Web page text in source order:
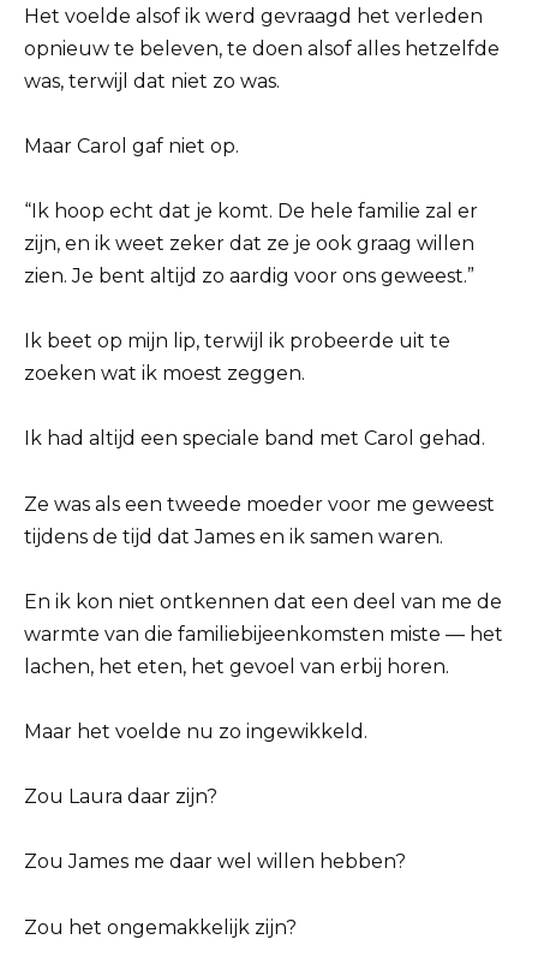
Het voelde alsof ik werd gevraagd het verleden
opnieuw te beleven, te doen alsof alles hetzelfde
was, terwijl dat niet zo was.
Maar Carol gaf niet op.
“Ik hoop echt dat je komt. De hele familie zal er
zijn, en ik weet zeker dat ze je ook graag willen
zien. Je bent altijd zo aardig voor ons geweest.”
Ik beet op mijn lip, terwijl ik probeerde uit te
zoeken wat ik moest zeggen.
Ik had altijd een speciale band met Carol gehad.
Ze was als een tweede moeder voor me geweest
tijdens de tijd dat James en ik samen waren.
En ik kon niet ontkennen dat een deel van me de
warmte van die familiebijeenkomsten miste — het
lachen, het eten, het gevoel van erbij horen.
Maar het voelde nu zo ingewikkeld.
Zou Laura daar zijn?
Zou James me daar wel willen hebben?
Zou het ongemakkelijk zijn?